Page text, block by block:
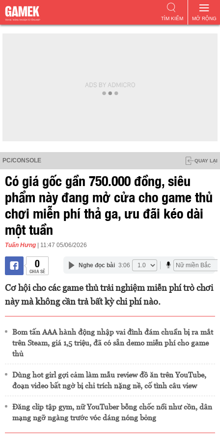
MỞ RỘNG
TÌM KIẾM
PC/CONSOLE QUAY LẠI
Có giá gốc gần 750.000 đồng, siêu
phẩm này đang mở cửa cho game thủ
chơi miễn phí thả ga, ưu đãi kéo dài
một tuần
Tuấn Hưng | 11:47 05/06/2026
0
CHIA SẺ
Nghe đọc bài 3:06
Cơ hội cho các game thủ trải nghiệm miễn phí trò chơi
này mà không cần trả bất kỳ chi phí nào.
Bom tấn AAA hành động nhập vai đình đám chuẩn bị ra mắt
trên Steam, giá 1,5 triệu, đã có sẵn demo miễn phí cho game
thủ
Dùng hot girl gợi cảm làm mẫu review đồ ăn trên YouTube,
đoạn video bất ngờ bị chỉ trích nặng nề, cố tình câu view
Đăng clip tập gym, nữ YouTuber bỗng chốc nổi như cồn, dân
mạng ngỡ ngàng trước vóc dáng nóng bỏng